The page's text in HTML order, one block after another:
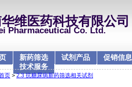
维医药科技有限公司
Pharmaceutical Co. Ltd.
新药筛选
技术服务
试剂产品 促销信息
页 >2.3 抗糖尿病新药筛选相关试剂